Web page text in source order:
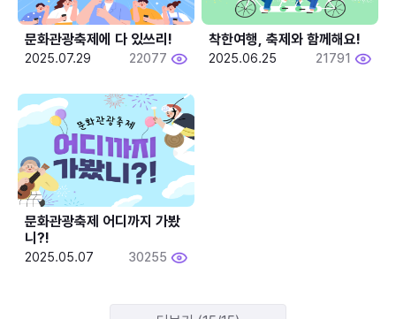
문화관광축제에 다 있쓰리!
2025.07.29 22077
착한여행, 축제와 함께해요!
2025.06.25 21791
문화관광축제 어디까지 가봤
니?!
2025.05.07 30255